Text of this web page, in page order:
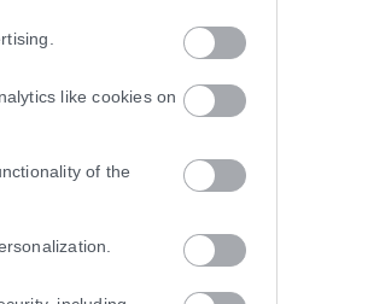
like cookies on
of the